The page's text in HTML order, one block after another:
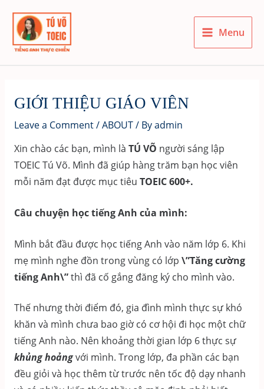
content
Main
Menu
GIỚI THIỆU GIÁO VIÊN
Leave a Comment/ABOUT/ Byadmin
Xin chào các bạn, mình là TÚ VÕ người sáng lập
TOEIC Tú Võ. Mình đã giúp hàng trăm bạn học viên
mỗi năm đạt được mục tiêu TOEIC 600+.
Câu chuyện học tiếng Anh của mình:
Mình bắt đầu được học tiếng Anh vào năm lớp 6. Khi
mẹ mình nghe đồn trong vùng có lớp \”Tăng cường
tiếng Anh\”thì đã cố gắng đăng ký cho mình vào.
Thế nhưng thời điểm đó, gia đình mình thực sự khó
khăn và mình chưa bao giờ có cơ hội đi học một chữ
tiếng Anh nào. Nên khoảng thời gian lớp 6 thực sự
khủng hoảngvới mình. Trong lớp, đa phần các bạn
đều giỏi và học thêm từ trước nên tốc độ dạy nhanh